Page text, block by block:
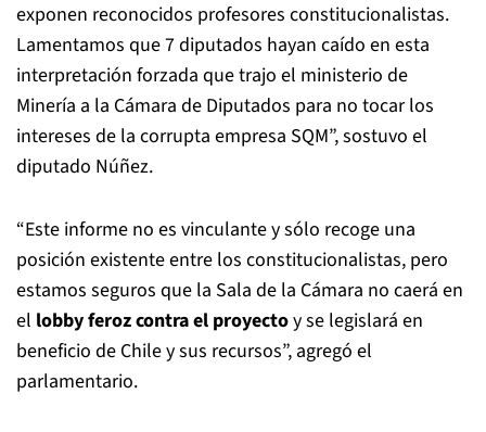
exponen reconocidos profesores constitucionalistas.
Lamentamos que 7 diputados hayan caído en esta
interpretación forzada que trajo el ministerio de
Minería a la Cámara de Diputados para no tocar los
intereses de la corrupta empresa SQM”, sostuvo el
diputado Núñez.
“Este informe no es vinculante y sólo recoge una
posición existente entre los constitucionalistas, pero
estamos seguros que la Sala de la Cámara no caerá en
el lobby feroz contra el proyectoy se legislará en
beneficio de Chile y sus recursos”, agregó el
parlamentario.